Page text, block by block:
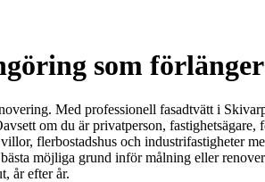
som
Med professionell fasadtvätt i
om du är privatperson,
flerbostadshus och industrifastigheter
möjliga grund inför målning eller
år efter år.